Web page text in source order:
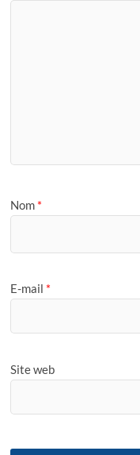
Nom *
E-mail *
Site web